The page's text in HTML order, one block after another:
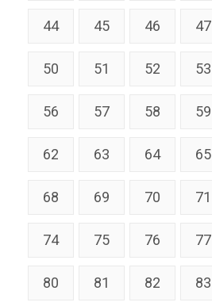
44 45 46 47
50 51 52 53
56 57 58 59
62 63 64 65
68 69 70 71
74 75 76 77
80 81 82 83